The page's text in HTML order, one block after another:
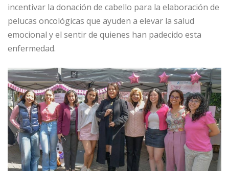
incentivar la donación de cabello para la elaboración de
pelucas oncológicas que ayuden a elevar la salud
emocional y el sentir de quienes han padecido esta
enfermedad.